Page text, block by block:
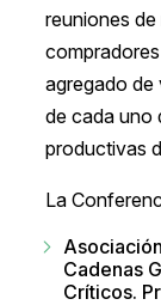
reuniones
agregado de
de cada uno
productivas
La
Cadenas
Críticos.